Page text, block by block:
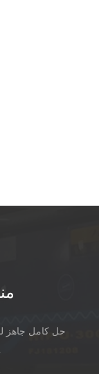
حل كامل جاهز